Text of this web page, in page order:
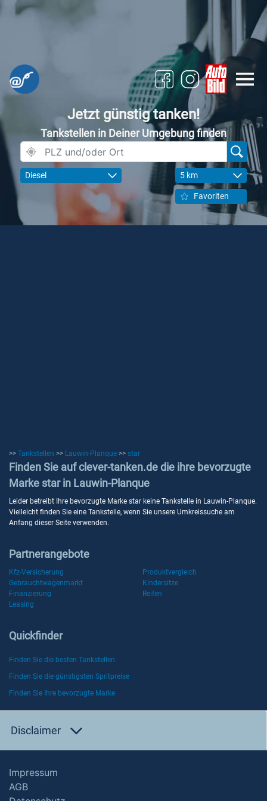
Jetzt günstig tanken!
Tankstellen in Deiner Umgebung finden
Diesel 5 km
Favoriten
>> Tankstellen >> Lauwin-Planque >> star
Finden Sie auf clever-tanken.de die ihre bevorzugte
Marke star in Lauwin-Planque
Leider betreibt Ihre bevorzugte Marke star keine Tankstelle in Lauwin-Planque.
Vielleicht finden Sie eine Tankstelle, wenn Sie unsere Umkreissuche am
Anfang dieser Seite verwenden.
Partnerangebote
Kfz-Versicherung
Produktvergleich
Gebrauchtwagenmarkt
Kindersitze
Finanzierung
Reifen
Leasing
Quickfinder
Finden Sie die besten Tankstellen
Finden Sie die günstigsten Spritpreise
Finden Sie Ihre bevorzugte Marke
Disclaimer
Impressum
AGB